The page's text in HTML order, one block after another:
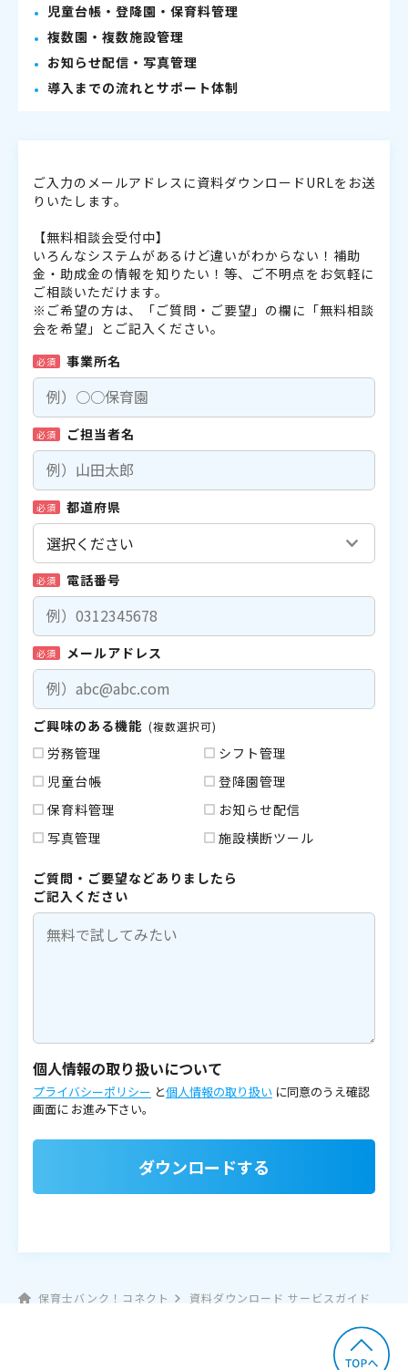
児童台帳・登降園・保育料管理
複数園・複数施設管理
お知らせ配信・写真管理
導入までの流れとサポート体制
ご入力のメールアドレスに資料ダウンロードURLをお送
りいたします。
【無料相談会受付中】
いろんなシステムがあるけど違いがわからない！補助
金・助成金の情報を知りたい！等、ご不明点をお気軽に
ご相談いただけます。
※ご希望の方は、「ご質問・ご要望」の欄に「無料相談
会を希望」とご記入ください。
必須 事業所名
必須 ご担当者名
必須 都道府県
必須 電話番号
必須 メールアドレス
ご興味のある機能 (複数選択可)
労務管理
シフト管理
児童台帳
登降園管理
保育料管理
お知らせ配信
写真管理
施設横断ツール
ご質問・ご要望などありましたら
ご記入ください
個人情報の取り扱いについて
プライバシーポリシー と個人情報の取り扱い に同意のうえ確認
画面に お進み下さい。
ダウンロードする
保育士バンク！コネクト 資料ダウンロード サービスガイド